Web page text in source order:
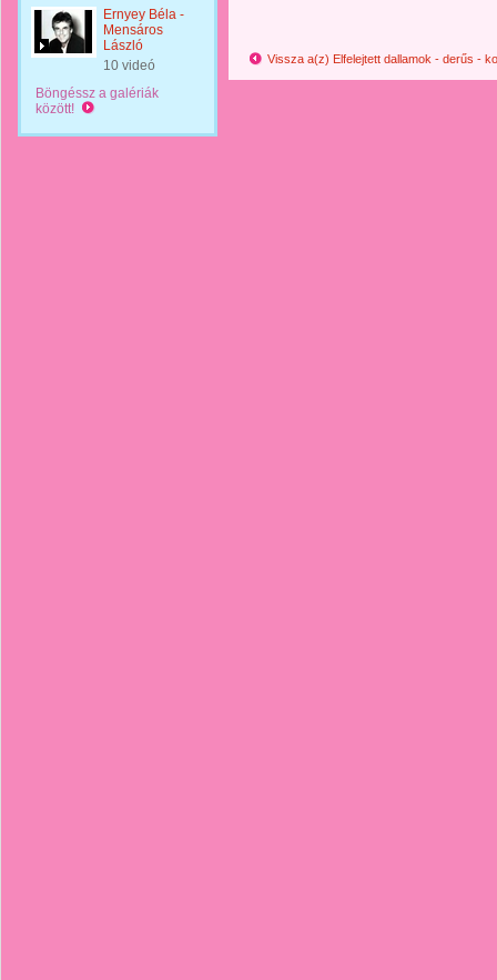
Ernyey Béla -
Mensáros
László
10 videó
Böngéssz a galériák
között!
Vissza a(z) Elfelejtett dallamok - derűs -